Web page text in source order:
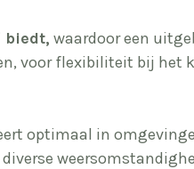
biedt, waardoor een
voor flexibiliteit bij het
optimaal in